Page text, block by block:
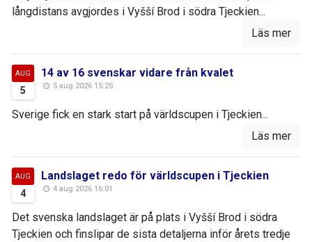
långdistans avgjordes i Vyšší Brod i södra Tjeckien...
Läs mer
AUG
5
14 av 16 svenskar vidare från kvalet
5 aug 2026 15:25
Sverige fick en stark start på världscupen i Tjeckien...
Läs mer
AUG
4
Landslaget redo för världscupen i Tjeckien
4 aug 2026 16:01
Det svenska landslaget är på plats i Vyšší Brod i södra
Tjeckien och finslipar de sista detaljerna inför årets tredje